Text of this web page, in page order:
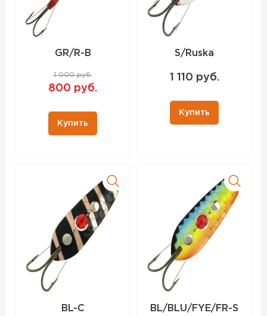
GR/R-B
1 000 руб.
800 руб.
Купить
S/Ruska
1 110 руб.
Купить
BL-C BL/BLU/FYE/FR-S